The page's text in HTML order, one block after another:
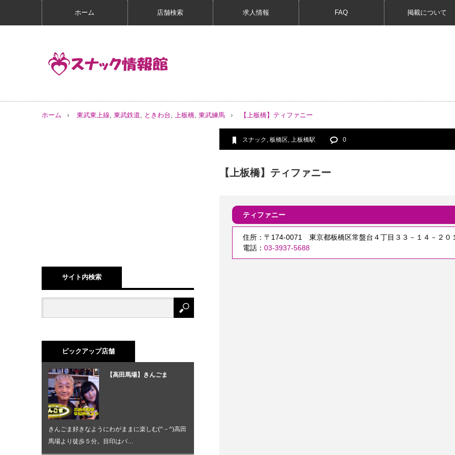
ホーム 店舗検索 求人情報 FAQ 掲載について
ホーム 東武東上線, 東武鉄道, ときわ台, 上板橋, 東武練馬 【上板橋】ティファニー
スナック , 板橋区, 上板橋駅 0
【上板橋】ティファニー
ティファニー
住所：〒174-0071 東京都板橋区常盤台４丁目３３－１４－２０
電話： 03-3937-5688
サイト内検索
ピックアップ店舗
【高田馬場】きんごま
きんごま好きなようにわがままに楽しむ(^－^)高田
馬場より徒歩５分。目印はパ…